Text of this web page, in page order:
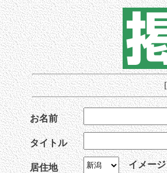
[
お名前
タイトル
居住地 イメージ